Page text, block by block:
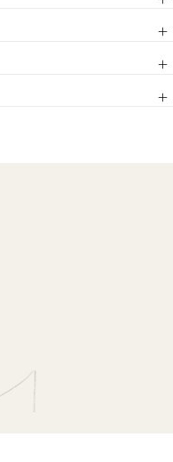
ve konfor katmanın